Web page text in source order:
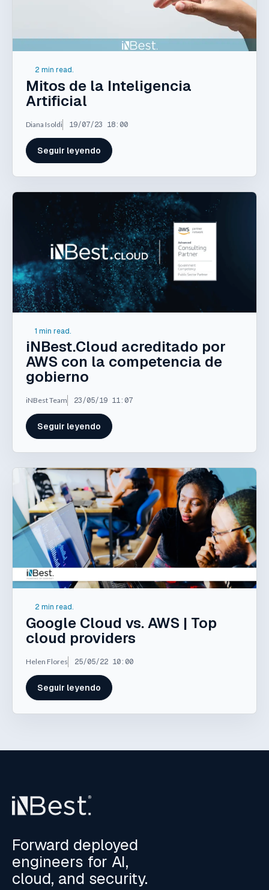
2 min read.
Mitos de la Inteligencia
Artificial
Diana Isoldi 19/07/23 18:00
Seguir leyendo
1 min read.
iNBest.Cloud acreditado por
AWS con la competencia de
gobierno
iNBest Team 23/05/19 11:07
Seguir leyendo
2 min read.
Google Cloud vs. AWS | Top
cloud providers
Helen Flores 25/05/22 10:00
Seguir leyendo
Forward deployed
engineers for AI,
cloud, and security.